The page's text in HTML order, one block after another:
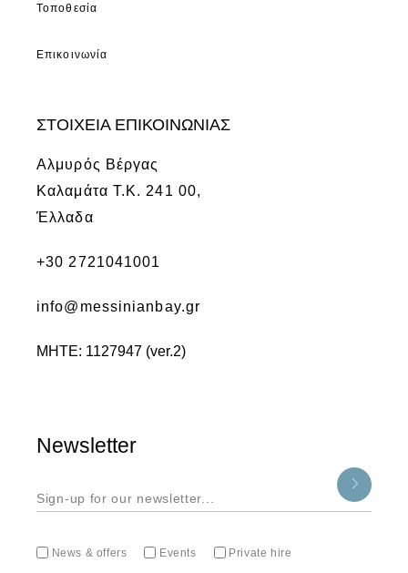
Τοποθεσία
Επικοινωνία
ΣΤΟΙΧΕΙΑ ΕΠΙΚΟΙΝΩΝΙΑΣ
Αλμυρός Βέργας
Καλαμάτα Τ.Κ. 241 00,
Έλλαδα
+30 2721041001
info@messinianbay.gr
ΜΗΤΕ: 1127947 (ver.2)
Newsletter
News & offers Events Private hire